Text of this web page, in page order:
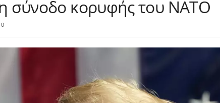
σύνοδο κορυφής του ΝΑΤΟ
0